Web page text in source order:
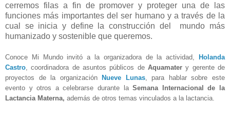
cerremos filas a fin de promover y proteger una de las
funciones más importantes del ser humano y a través de la
cual se inicia y define la construcción del mundo más
humanizado y sostenible que queremos.
Conoce Mi Mundo invitó a la organizadora de la actividad,
Holanda
Castro , coordinadora de asuntos públicos de Aquamater y gerente de
proyectos de la organización
Nueve Lunas, para hablar sobre este
evento y otros a celebrarse durante laSemana Internacional de la
Lactancia Materna, además de otros temas vinculados a la lactancia.